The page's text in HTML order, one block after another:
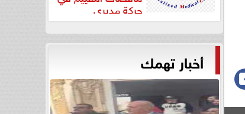
حركة مديري
”مستشفيات...
أخبار تهمك